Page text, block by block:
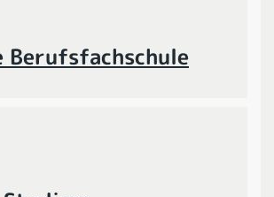
Berufsfachschule